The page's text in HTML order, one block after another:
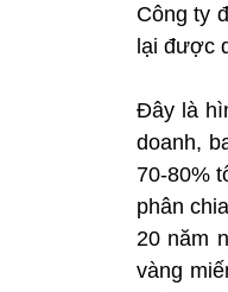
Công ty
lại được
Đây là
doanh,
70-80%
phân
20 năm
vàng